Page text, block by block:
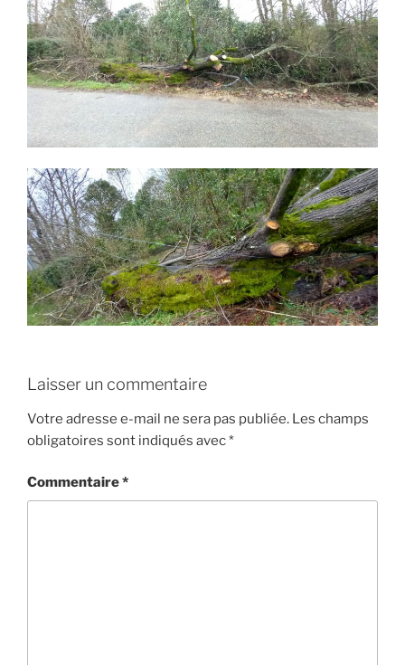
Laisser un commentaire
Votre adresse e-mail ne sera pas publiée. Les champs
obligatoires sont indiqués avec*
Commentaire*